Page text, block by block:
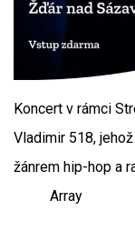
Koncert v rámci
Vladi­mir 518,
žánrem hip-hop a
Array